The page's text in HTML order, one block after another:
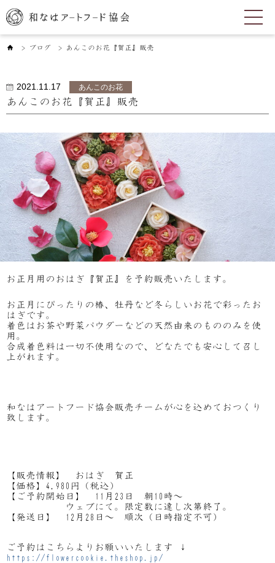
＞ ブログ ＞ あんこのお花『賀正』販売
2021.11.17 あんこのお花
あんこのお花『賀正』販売
お正月用のおはぎ『賀正』を予約販売いたします。
お正月にぴったりの椿、牡丹など冬らしいお花で彩ったお
はぎです。
着色はお茶や野菜パウダーなどの天然由来のもののみを使
用。
合成着色料は一切不使用なので、どなたでも安心して召し
上がれます。
和なはアートフード協会販売チームが心を込めておつくり
致します。
【販売情報】 おはぎ 賀正
【価格】4,980円（税込）
【ご予約開始日】 11月23日 朝10時～
ウェブにて。限定数に達し次第終了。
【発送日】 12月28日～ 順次（日時指定不可）
ご予約はこちらよりお願いいたします ↓
https://flowercookie.theshop.jp/